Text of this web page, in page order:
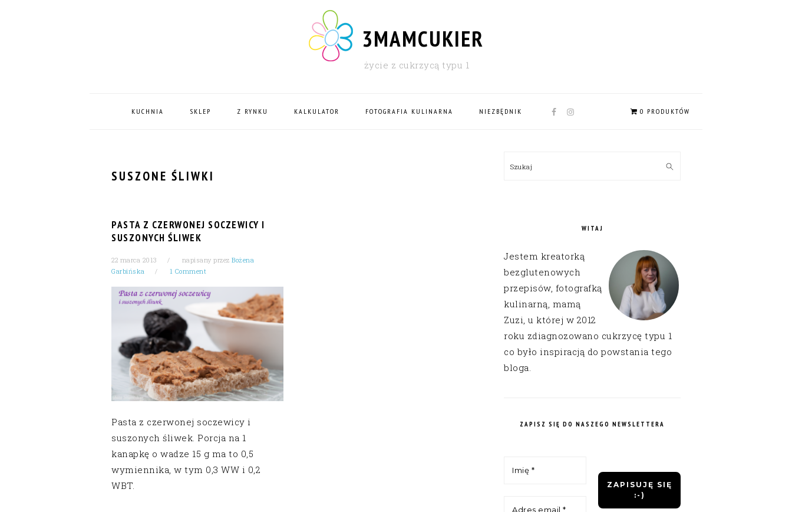
3MAMCUKIER
życie z cukrzycą typu 1
KUCHNIA SKLEP Z RYNKU KALKULATOR FOTOGRAFIA KULINARNA NIEZBĘDNIK
NAV
0 PRODUKTÓW
SUSZONE ŚLIWKI
PASTA Z CZERWONEJ SOCZEWICY I
SUSZONYCH ŚLIWEK
22 marca 2013 napisany przez Bożena
Garbińska
1 Comment
Pasta z czerwonej soczewicy i
suszonych śliwek. Porcja na 1
kanapkę o wadze 15 g ma to 0,5
wymiennika, w tym 0,3 WW i 0,2
WBT.
SIDEBAR
Szukaj
WITAJ
Jestem kreatorką
bezglutenowych
przepisów, fotografką
kulinarną, mamą
Zuzi, u której w 2012
roku zdiagnozowano cukrzycę typu 1
co było inspiracją do powstania tego
bloga.
ZAPISZ SIĘ DO NASZEGO NEWSLETTERA